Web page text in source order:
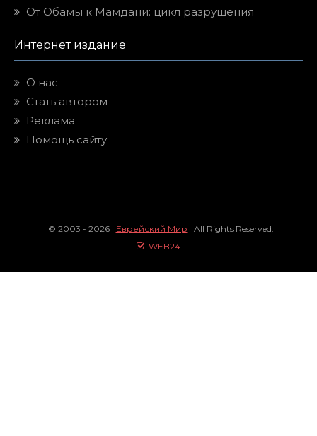
От Обамы к Мамдани: цикл разрушения
Интернет издание
О нас
Стать автором
Реклама
Помощь сайту
© 2003 - 2026 Еврейский Мир All Rights Reserved.
WEB24